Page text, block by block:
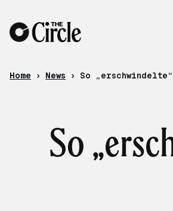
Home › News › So
So